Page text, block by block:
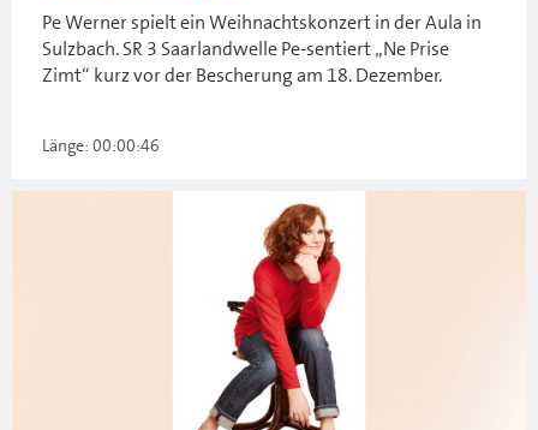
Pe Werner spielt ein Weihnachtskonzert in der Aula in
Sulzbach. SR 3 Saarlandwelle Pe-sentiert „Ne Prise
Zimt“ kurz vor der Bescherung am 18. Dezember.
Länge: 00:00:46